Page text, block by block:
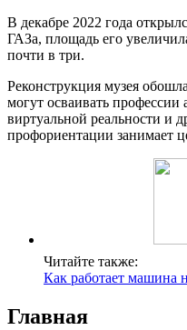
В декабре 2022 года
ГАЗа, площадь его
почти в три.
Реконструкция музея
могут осваивать
виртуальной реальности и
профориентации занимает
Читайте также:
Как работает машина
Главная